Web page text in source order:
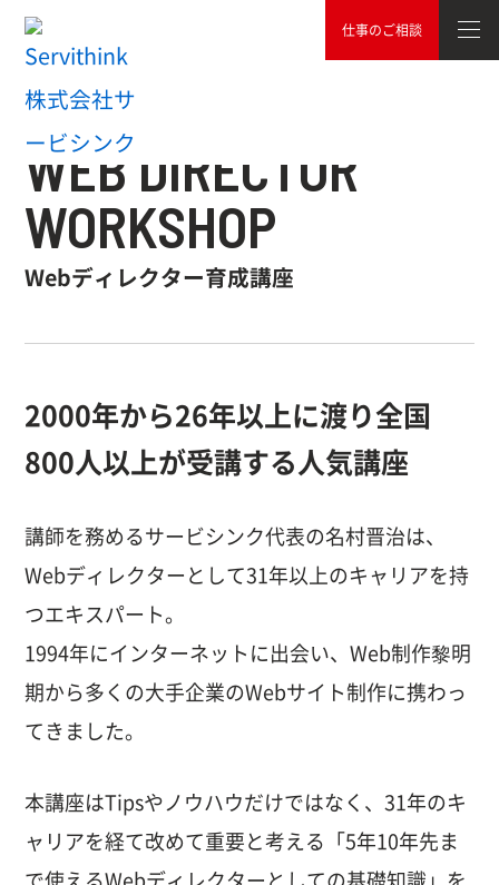
仕事のご相談
TOP サービス
WEB DIRECTOR
WORKSHOP
Webディレクター育成講座
2000年から26年以上に渡り全国
800人以上が受講する人気講座
講師を務めるサービシンク代表の名村晋治は、
Webディレクターとして31 年以上のキャリアを持
つエキスパート。
1994年にインターネットに出会い、Web制作黎明
期から多くの大手企業のWebサイト制作に携わっ
てきました。
本講座はTipsやノウハウだけではなく、 31 年のキ
ャリアを経て改めて重要と考える
「5年10年先ま
で使えるWebディレクターとしての基礎知識」を